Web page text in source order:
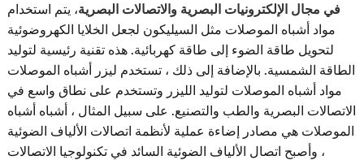
الإلكترونيات البصرية والاتصالات البصرية ، يتم استخدام
أشباه الموصلات مثل السيليكون لجعل الخلايا الكهروضوئية
طاقة الضوء إلى طاقة كهربائية. هذه تقنية رئيسية لتوليد
الشمسية. بالإضافة إلى ذلك ، تستخدم ليزر أشباه الموصلات
أشباه الموصلات لتوليد الليزر وتستخدم على نطاق واسع في
البصرية والطب والتصنيع. على سبيل المثال ، أشباه أشباه
هي مصادر إضاءة عملية لأنظمة اتصالات الألياف الضوئية
وأصبح اتصال الألياف الضوئية السائد في تكنولوجيا الاتصالات